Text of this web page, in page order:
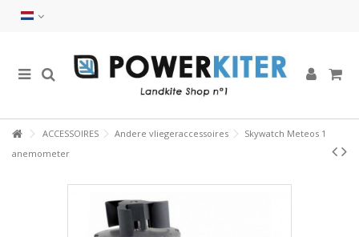
ACCESSOIRES Andere vliegeraccessoires
Skywatch Meteos 1
anemometer